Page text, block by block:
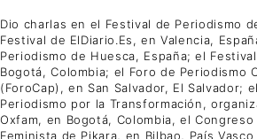
Dio charlas en el Festival de Periodismo
Festival de ElDiario.Es, en Valencia,
Periodismo de Huesca, España; el
Bogotá, Colombia; el Foro de Periodismo
(ForoCap), en San Salvador, El Salvador;
Periodismo por la Transformación,
Oxfam, en Bogotá, Colombia, el
Feminista de Pikara, en Bilbao, País